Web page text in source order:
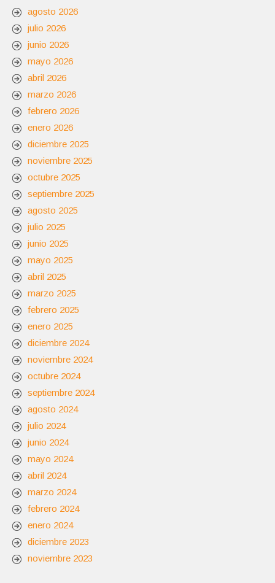
agosto 2026
julio 2026
junio 2026
mayo 2026
abril 2026
marzo 2026
febrero 2026
enero 2026
diciembre 2025
noviembre 2025
octubre 2025
septiembre 2025
agosto 2025
julio 2025
junio 2025
mayo 2025
abril 2025
marzo 2025
febrero 2025
enero 2025
diciembre 2024
noviembre 2024
octubre 2024
septiembre 2024
agosto 2024
julio 2024
junio 2024
mayo 2024
abril 2024
marzo 2024
febrero 2024
enero 2024
diciembre 2023
noviembre 2023